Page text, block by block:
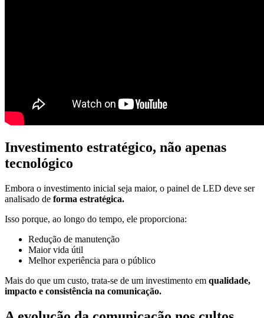
Investimento estratégico, não apenas
tecnológico
Embora o investimento inicial seja maior, o painel de LED deve ser
analisado de forma estratégica.
Isso porque, ao longo do tempo, ele proporciona:
Redução de manutenção
Maior vida útil
Melhor experiência para o público
Mais do que um custo, trata-se de um investimento em qualidade,
impacto e consistência na comunicação.